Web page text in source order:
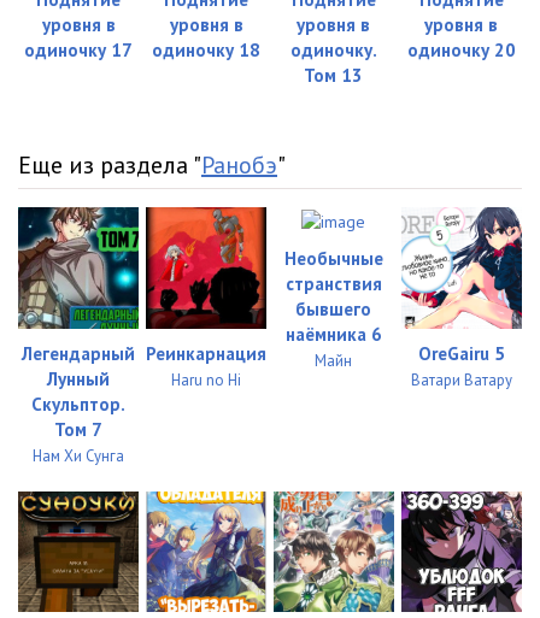
уровня в
одиночку 17
уровня в
одиночку 18
уровня в
одиночку.
Том 13
уровня в
одиночку 20
Еще из раздела "Ранобэ"
Легендарный
Лунный
Скульптор.
Том 7
Нам Хи Сунга
Реинкарнация
Haru no Hi
Необычные
странствия
бывшего
наёмника 6
Майн OreGairu 5
Ватари Ватару